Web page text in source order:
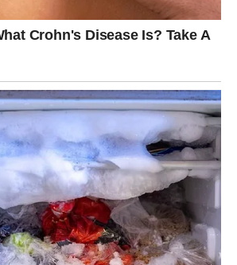
i finansijskih obaveza.
osećaj kontrole, ali i olakšanje, jer
borbe za sigurnost. Iako možda
dobitku preko noći, ovo je
menja odnos prema novcu i
sliku.